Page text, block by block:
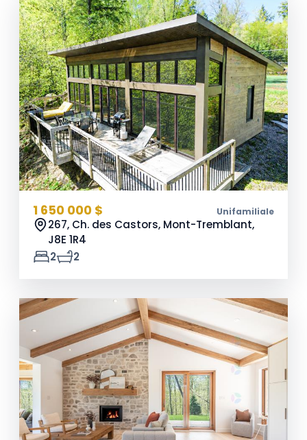
1 650 000 $ Unifamiliale
267, Ch. des Castors, Mont-Tremblant,
J8E 1R4
2
2